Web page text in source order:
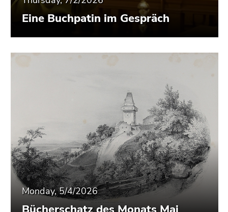
Eine Buchpatin im Gespräch
Monday, 5/4/2026